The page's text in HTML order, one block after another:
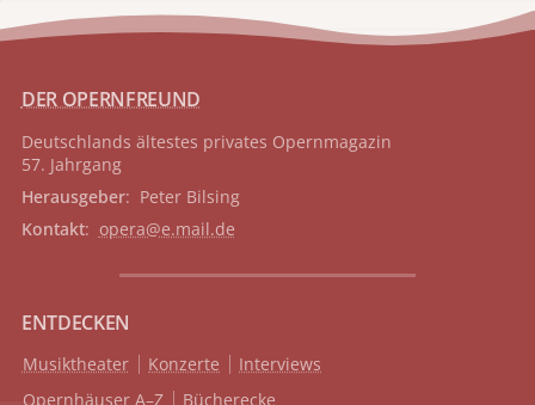
DER OPERNFREUND
Deutschlands ältestes privates Opernmagazin
57. Jahrgang
Herausgeber: Peter Bilsing
Kontakt: opera@e.mail.de
ENTDECKEN
Musiktheater Konzerte
Interviews
Opernhäuser A–Z
Bücherecke